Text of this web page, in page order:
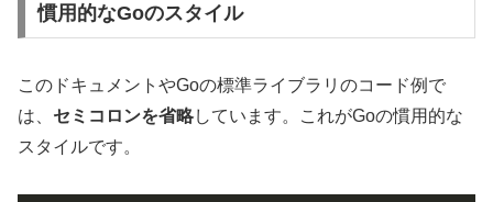
慣用的なGoのスタイル
このドキュメントやGoの標準ライブラリのコード例で
は、 セミコロンを省略しています。これがGoの慣用的な
スタイルです。